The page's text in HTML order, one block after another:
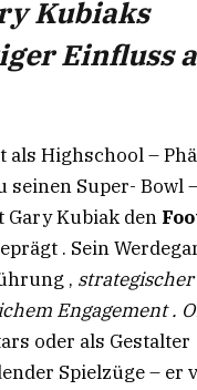
Kubiaks
Einfluss
als Highschool –
seinen Super- Bowl
Gary Kubiak den
. Sein
, strategischer
Engagement.
oder als Gestalter
Spielzüge – er